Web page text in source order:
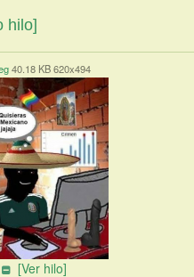
hilo]
40.18 KB 620x494
[Ver hilo]